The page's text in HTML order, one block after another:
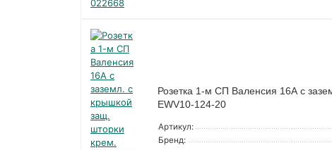
Розетка 1-м СП Валенсия 16А с
EWV10-124-20
Артикул:
Бренд: